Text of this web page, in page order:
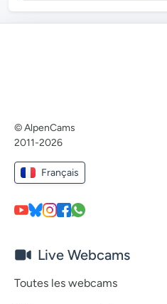
© AlpenCams
2011-2026
Français
Live Webcams
Toutes les webcams